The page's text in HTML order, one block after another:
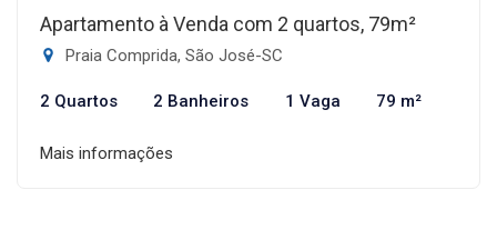
Apartamento à Venda com 2 quartos, 79m²
Praia Comprida, São José-SC
2 Quartos 2 Banheiros 1 Vaga 79 m²
Mais informações